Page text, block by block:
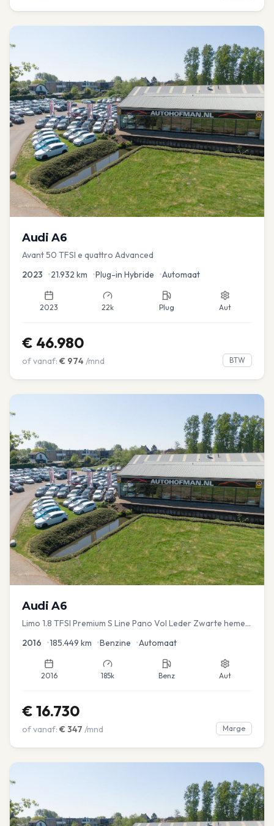
Audi A6
Avant 50 TFSI e quattro Advanced
2023 •21.932 km •Plug-in Hybride •Automaat
2023 22k Plug Aut
€ 46.980
of vanaf: € 974 /mnd BTW
Audi A6
Limo 1.8 TFSI Premium S Line Pano Vol Leder Zwarte hemel
2016 •185.449 km •Benzine •Automaat
2016 185k Benz Aut
€ 16.730
of vanaf: € 347 /mnd Marge